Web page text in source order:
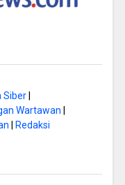
Siber|
Wartawan
Redaksi